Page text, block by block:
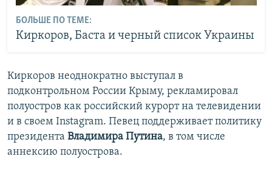
БОЛЬШЕ ПО ТЕМЕ:
Киркоров, Баста и черный список Украины
Киркоров неоднократно выступал в
подконтрольном России Крыму, рекламировал
полуостров как российский курорт на телевидении
и в своем Instagram. Певец поддерживает политику
президента Владимира Путина, в том числе
аннексию полуострова.